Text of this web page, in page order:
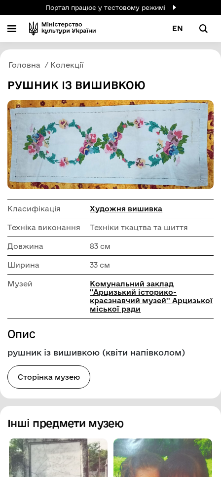
Портал працює у тестовому режимі
EN
Головна Колекції
РУШНИК ІЗ ВИШИВКОЮ
Класифікація Художня вишивка
Техніка виконання Техніки ткацтва та шиття
Довжина 83 см
Ширина 33 см
Музей
Комунальний заклад
''Арцизький історико-
краєзнавчий музей'' Арцизької
міської ради
Опис
рушник із вишивкою (квіти напівколом)
Сторінка музею
Інші предмети музею